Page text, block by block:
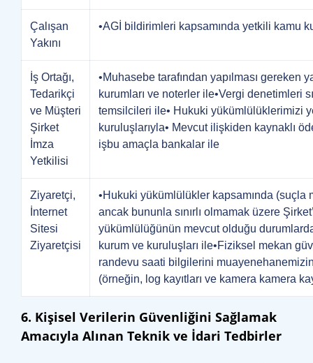
Çalışan
Yakını
•AGİ bildirimleri kapsamında yetkili kamu
İş Ortağı,
Tedarikçi
ve Müşteri
Şirket
İmza
Yetkilisi
•Muhasebe tarafından yapılması
kurumları ve noterler ile•Vergi denetimleri
temsilcileri ile• Hukuki yükümlülüklerimizi
kuruluşlarıyla• Mevcut ilişkiden kaynaklı
işbu amaçla bankalar ile
Ziyaretçi,
İnternet
Sitesi
Ziyaretçisi
•Hukuki yükümlülükler kapsamında
ancak bununla sınırlı olmamak üzere
yükümlülüğünün mevcut olduğu
kurum ve kuruluşları ile•Fiziksel mekan
randevu saati bilgilerini
(örneğin, log kayıtları ve kamera kamera
6. Kişisel Verilerin Güvenliğini Sağlamak
Amacıyla Alınan Teknik ve İdari Tedbirler